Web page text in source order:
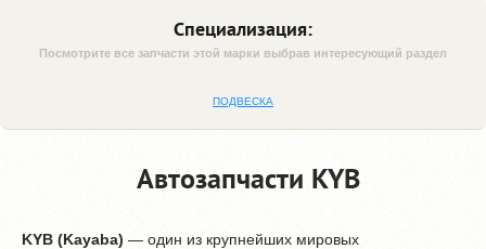
Специализация:
Посмотрите все запчасти этой марки выбрав интересующий раздел
ПОДВЕСКА
Автозапчасти KYB
KYB (Kayaba) — один из крупнейших мировых